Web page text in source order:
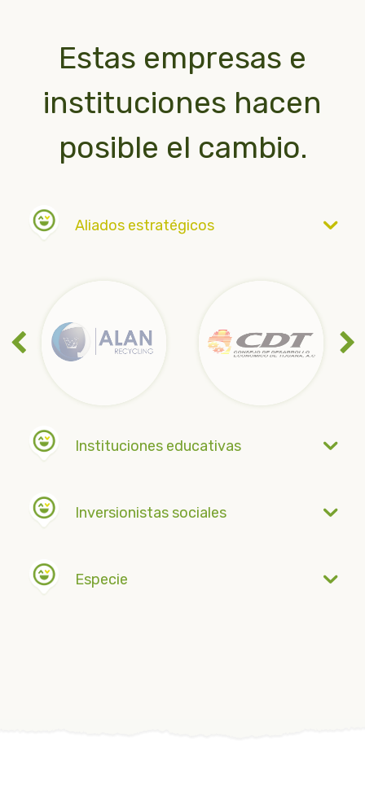
Estas empresas e
instituciones hacen
posible el cambio.
Aliados estratégicos
Instituciones educativas
Inversionistas sociales
Especie